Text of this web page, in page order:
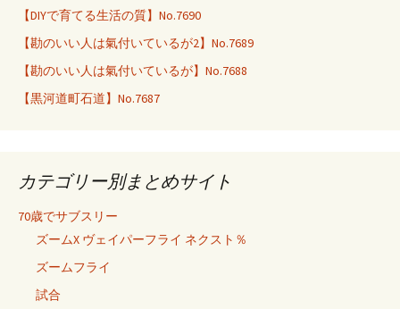
【DIYで育てる生活の質】No.7690
【勘のいい人は氣付いているが2】No.7689
【勘のいい人は氣付いているが】No.7688
【黒河道町石道】No.7687
カテゴリー別まとめサイト
70歳でサブスリー
ズームX ヴェイパーフライ ネクスト％
ズームフライ
試合